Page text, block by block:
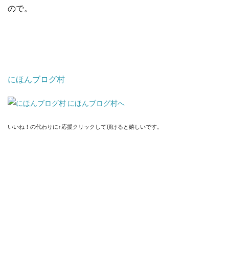
ので。
にほんブログ村
いいね！の代わりに↑応援クリックして頂けると嬉しいです。